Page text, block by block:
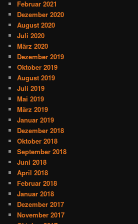
Februar 2021
Dezember 2020
August 2020
Juli 2020
März 2020
Dezember 2019
Oktober 2019
August 2019
Juli 2019
Mai 2019
März 2019
Januar 2019
Dezember 2018
Oktober 2018
September 2018
Juni 2018
April 2018
Februar 2018
Januar 2018
Dezember 2017
November 2017